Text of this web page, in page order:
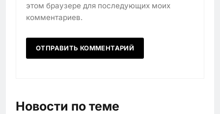
этом браузере для последующих моих
комментариев.
Новости по теме